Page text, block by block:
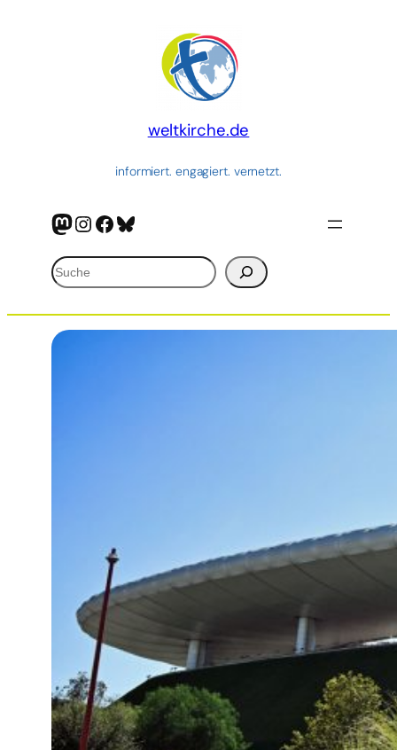
weltkirche.de
informiert. engagiert. vernetzt.
Mastodon
Instagram
Facebook
Bluesky
Suchen